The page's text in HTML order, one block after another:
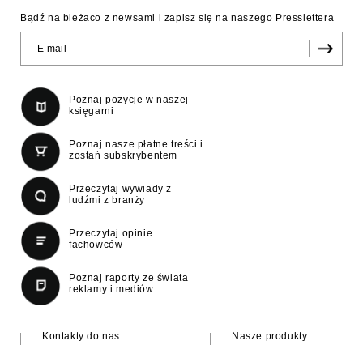
Bądź na bieżaco z newsami i zapisz się na naszego Presslettera
Poznaj pozycje w naszej
księgarni
Poznaj nasze płatne treści i
zostań subskrybentem
Przeczytaj wywiady z
ludźmi z branży
Przeczytaj opinie
fachowców
Poznaj raporty ze świata
reklamy i mediów
Kontakty do nas
Nasze produkty: